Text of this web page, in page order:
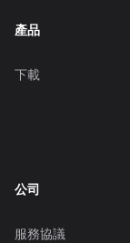
產品
下載
公司
服務協議